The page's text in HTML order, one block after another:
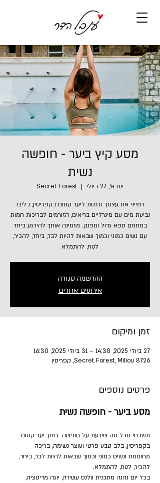
מסע קיץ ביער - חופשה
נשית
יום א׳, 27 ביולי
  |
Secret Forest
דמייני את עצמך נכנסת ליער קסום בקפריסין, בליבו
נביעת מים עם מינרליים בריאים, הזורמים לבריכות חמות
במתחם ספא גדול ומפנק. מזמינה אותך להירגע ביחד
עם נשים כמוני וכמוך שבאות להיות לבד, ביחד, להכיר,
לנוח, להתמלא
ההרשמה סגורה
אירועים אחרים
זמן ומיקום
27 ביולי 2025, 14:30 – 31 ביולי 2025, 16:30
Secret Forest, Miliou 8726, קפריסין
פרטים נוספים
מסע ביער - חופשה נשית
תשכחי מכל מה שידעת על חופשה. בתוך יער קסום
בקפריסין, בלב טבע פרטי ועוצר נשימה, בריכה
מחוממת ונשים כמוני וכמוך שבאות להיות לבד, ביחד,
להכיר, לנוח, להתמלא.
בכל יום נהנה מתכנית וולנס עשירה, יוגה מדיטציה,